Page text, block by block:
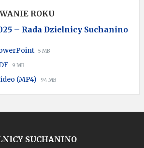
ROKU
– Rada Dzielnicy Suchanino
File
File
5 MB
File
pdf
File
9 MB
(MP4) File
mp4
File
94 MB
SUCHANINO